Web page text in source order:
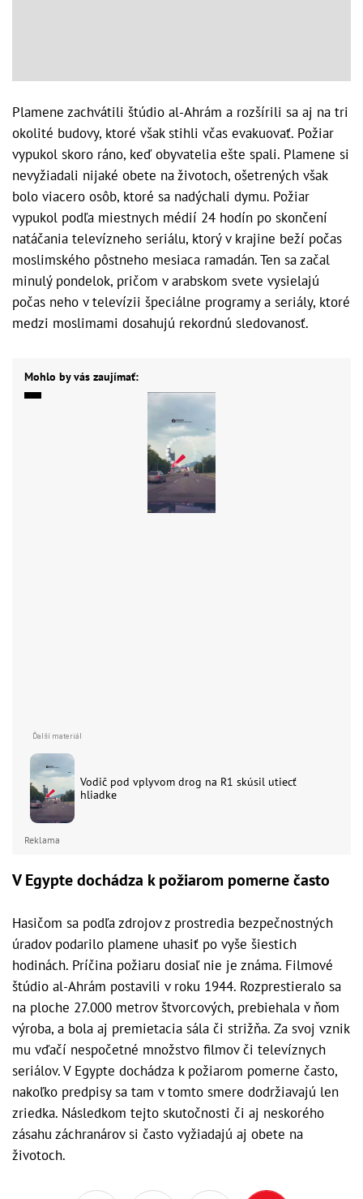
Plamene zachvátili štúdio al-Ahrám a rozšírili sa aj na tri
okolité budovy, ktoré však stihli včas evakuovať. Požiar
vypukol skoro ráno, keď obyvatelia ešte spali. Plamene si
nevyžiadali nijaké obete na životoch, ošetrených však
bolo viacero osôb, ktoré sa nadýchali dymu. Požiar
vypukol podľa miestnych médií 24 hodín po skončení
natáčania televízneho seriálu, ktorý v krajine beží počas
moslimského pôstneho mesiaca ramadán. Ten sa začal
minulý pondelok, pričom v arabskom svete vysielajú
počas neho v televízii špeciálne programy a seriály, ktoré
medzi moslimami dosahujú rekordnú sledovanosť.
Mohlo by vás zaujímať:
Vodič pod vplyvom drog na R1 skúsil utiecť
hliadke
Reklama
V Egypte dochádza k požiarom pomerne často
Hasičom sa podľa zdrojov z prostredia bezpečnostných
úradov podarilo plamene uhasiť po vyše šiestich
hodinách. Príčina požiaru dosiaľ nie je známa. Filmové
štúdio al-Ahrám postavili v roku 1944. Rozprestieralo sa
na ploche 27.000 metrov štvorcových, prebiehala v ňom
výroba, a bola aj premietacia sála či strižňa. Za svoj vznik
mu vďačí nespočetné množstvo filmov či televíznych
seriálov. V Egypte dochádza k požiarom pomerne často,
nakoľko predpisy sa tam v tomto smere dodržiavajú len
zriedka. Následkom tejto skutočnosti či aj neskorého
zásahu záchranárov si často vyžiadajú aj obete na
životoch.